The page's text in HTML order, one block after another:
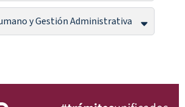
y Gestión Administrativa